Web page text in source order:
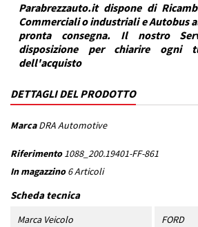
Parabrezzauto.it dispone di
Commerciali o industriali e Autobus
pronta consegna. Il nostro
disposizione per chiarire ogni
dell'acquisto
DETTAGLI DEL PRODOTTO
Marca DRA Automotive
Riferimento 1088_200.19401-FF-861
In magazzino 6 Articoli
Scheda tecnica
Marca Veicolo FORD